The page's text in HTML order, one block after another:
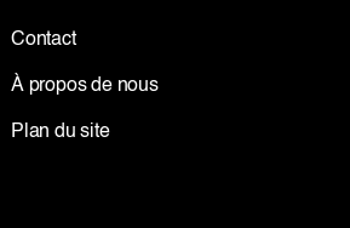
Contact
À propos de nous
Plan du site